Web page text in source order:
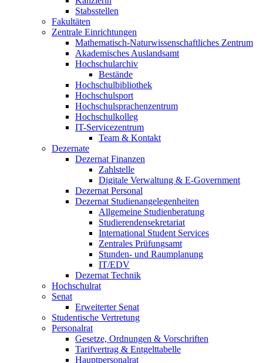
Stabsstellen
Fakultäten
Zentrale Einrichtungen
Mathematisch-Naturwissenschaftliches Zentrum
Akademisches Auslandsamt
Hochschularchiv
Bestände
Hochschulbibliothek
Hochschulsport
Hochschulsprachenzentrum
Hochschulkolleg
IT-Servicezentrum
Team & Kontakt
Dezernate
Dezernat Finanzen
Zahlstelle
Digitale Verwaltung & E-Government
Dezernat Personal
Dezernat Studienangelegenheiten
Allgemeine Studienberatung
Studierendensekretariat
International Student Services
Zentrales Prüfungsamt
Stunden- und Raumplanung
IT/EDV
Dezernat Technik
Hochschulrat
Senat
Erweiterter Senat
Studentische Vertretung
Personalrat
Gesetze, Ordnungen & Vorschriften
Tarifvertrag & Entgelttabelle
Hauptpersonalrat